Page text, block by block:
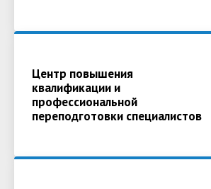
Центр повышения
квалификации и
профессиональной
переподготовки специалистов